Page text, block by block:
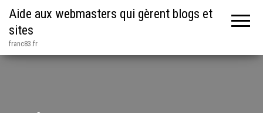
Aide aux webmasters qui gèrent blogs et
sites
franc83.fr